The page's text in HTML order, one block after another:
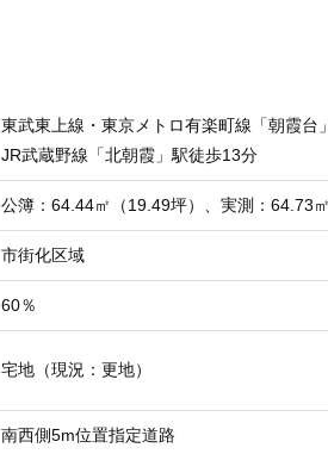
東武東上線・東京メトロ有楽町線「朝霞台
JR武蔵野線「北朝霞」駅徒歩13分
公簿：64.44㎡（19.49坪）、実測：64.73㎡
市街化区域
60％
宅地（現況：更地）
南西側5m位置指定道路